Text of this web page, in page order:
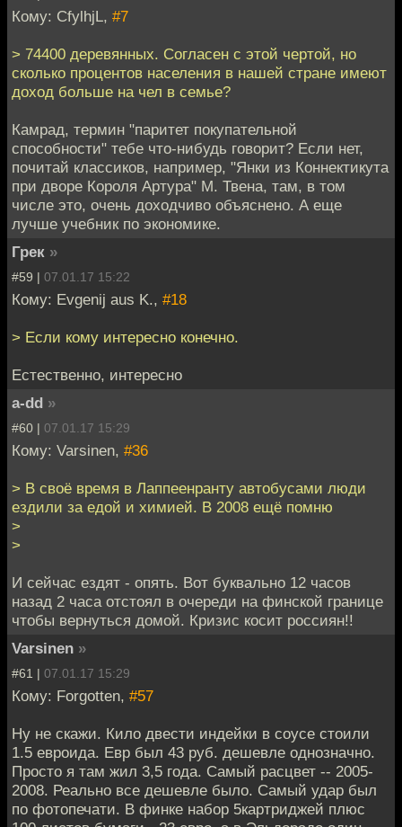
Кому: CfylhjL, #7
> 74400 деревянных. Согласен с этой чертой, но
сколько процентов населения в нашей стране имеют
доход больше на чел в семье?
Камрад, термин "паритет покупательной
способности" тебе что-нибудь говорит? Если нет,
почитай классиков, например, "Янки из Коннектикута
при дворе Короля Артура" М. Твена, там, в том
числе это, очень доходчиво объяснено. А еще
лучше учебник по экономике.
Грек »
#59 | 07.01.17 15:22
Кому: Evgenij aus K., #18
> Если кому интересно конечно.
Естественно, интересно
a-dd »
#60 | 07.01.17 15:29
Кому: Varsinen, #36
> В своё время в Лаппеенранту автобусами люди
ездили за едой и химией. В 2008 ещё помню
>
>
И сейчас ездят - опять. Вот буквально 12 часов
назад 2 часа отстоял в очереди на финской границе
чтобы вернуться домой. Кризис косит россиян!!
Varsinen »
#61 | 07.01.17 15:29
Кому: Forgotten, #57
Ну не скажи. Кило двести индейки в соусе стоили
1.5 евроида. Евр был 43 руб. дешевле однозначно.
Просто я там жил 3,5 года. Самый расцвет -- 2005-
2008. Реально все дешевле было. Самый удар был
по фотопечати. В финке набор 5картриджей плюс